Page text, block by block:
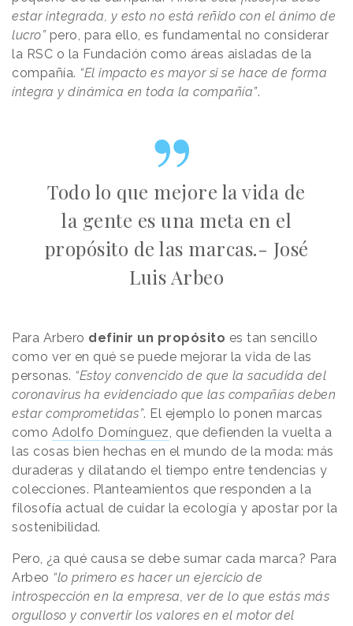
estar integrada, y esto no está reñido con el ánimo de
lucro”pero, para ello, es fundamental no considerar
la RSC o la Fundación como áreas aisladas de la
compañía. “El impacto es mayor si se hace de forma
íntegra y dinámica en toda la compañía”.
Todo lo que mejore la vida de
la gente es una meta en el
propósito de las marcas.- José
Luis Arbeo
Para Arbero definir un propósito es tan sencillo
como ver en qué se puede mejorar la vida de las
personas. “Estoy convencido de que la sacudida del
coronavirus ha evidenciado que las compañías deben
estar comprometidas”. El ejemplo lo ponen marcas
como Adolfo Domínguez, que defienden la vuelta a
las cosas bien hechas en el mundo de la moda: más
duraderas y dilatando el tiempo entre tendencias y
colecciones. Planteamientos que responden a la
filosofía actual de cuidar la ecología y apostar por la
sostenibilidad.
Pero, ¿a qué causa se debe sumar cada marca? Para
Arbeo “lo primero es hacer un ejercicio de
introspección en la empresa, ver de lo que estás más
orgulloso y convertir los valores en el motor del